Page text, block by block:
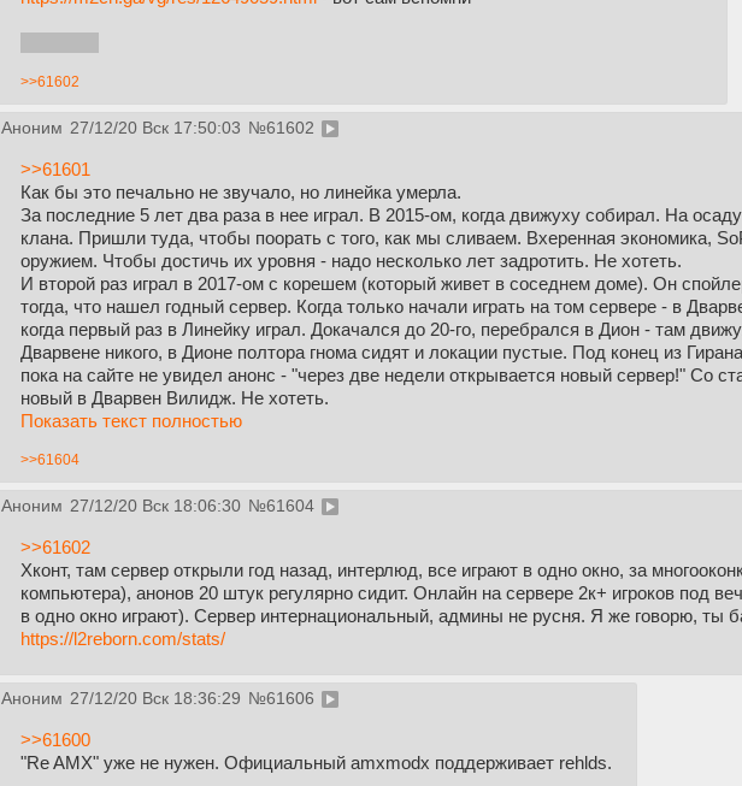
>>61602
Аноним 27/12/20 Вск 17:50:03 №61602
>>61601
Как бы это печально не звучало, но линейка умерла.
За последние 5 лет два раза в нее играл. В 2015-ом, когда движуху собирал. На
клана. Пришли туда, чтобы поорать с того, как мы сливаем. Вхеренная экономика,
оружием. Чтобы достичь их уровня - надо несколько лет задротить. Не хотеть.
И второй раз играл в 2017-ом с корешем (который живет в соседнем доме). Он
тогда, что нашел годный сервер. Когда только начали играть на том сервере - в
когда первый раз в Линейку играл. Докачался до 20-го, перебрался в Дион - там
Дварвене никого, в Дионе полтора гнома сидят и локации пустые. Под конец из
пока на сайте не увидел анонс - "через две недели открывается новый сервер!" Со
новый в Дварвен Вилидж. Не хотеть.
Показать текст полностью
>>61604
Аноним 27/12/20 Вск 18:06:30 №61604
>>61602
Хконт, там сервер открыли год назад, интерлюд, все играют в одно окно, за
компьютера), анонов 20 штук регулярно сидит. Онлайн на сервере 2к+ игроков под
в одно окно играют). Сервер интернациональный, админы не русня. Я же говорю, ты
https://l2reborn.com/stats/
Аноним 27/12/20 Вск 18:36:29 №61606
>>61600
"Re AMX" уже не нужен. Официальный amxmodx поддерживает rehlds.